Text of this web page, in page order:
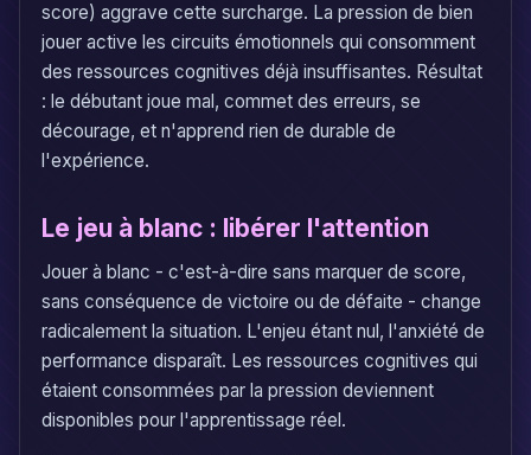
score) aggrave cette surcharge. La pression de bien
jouer active les circuits émotionnels qui consomment
des ressources cognitives déjà insuffisantes. Résultat
: le débutant joue mal, commet des erreurs, se
décourage, et n'apprend rien de durable de
l'expérience.
Le jeu à blanc : libérer l'attention
Jouer à blanc - c'est-à-dire sans marquer de score,
sans conséquence de victoire ou de défaite - change
radicalement la situation. L'enjeu étant nul, l'anxiété de
performance disparaît. Les ressources cognitives qui
étaient consommées par la pression deviennent
disponibles pour l'apprentissage réel.